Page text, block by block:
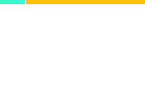
facebook line